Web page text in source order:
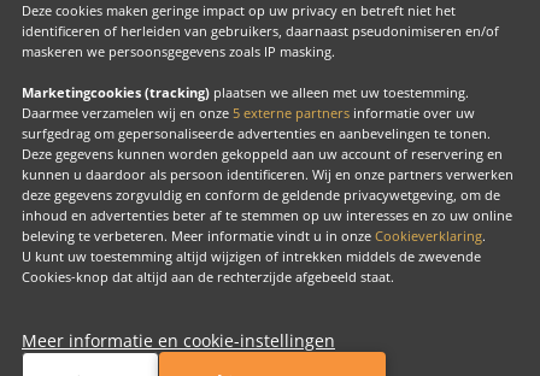
Deze cookies maken geringe impact op uw privacy en betreft niet het
identificeren of herleiden van gebruikers, daarnaast pseudonimiseren en/of
maskeren we persoonsgegevens zoals IP masking.
Marketingcookies (tracking) plaatsen we alleen met uw toestemming.
Daarmee verzamelen wij en onze 5 externe partners informatie over uw
surfgedrag om gepersonaliseerde advertenties en aanbevelingen te tonen.
Deze gegevens kunnen worden gekoppeld aan uw account of reservering en
kunnen u daardoor als persoon identificeren. Wij en onze partners verwerken
deze gegevens zorgvuldig en conform de geldende privacywetgeving, om de
inhoud en advertenties beter af te stemmen op uw interesses en zo uw online
beleving te verbeteren. Meer informatie vindt u in onze Cookieverklaring.
U kunt uw toestemming altijd wijzigen of intrekken middels de zwevende
Cookies-knop dat altijd aan de rechterzijde afgebeeld staat.
Meer informatie en cookie-instellingen
MVO
Contact
FacebookInstagramLinkedIn
Copyright
Valk Exclusief